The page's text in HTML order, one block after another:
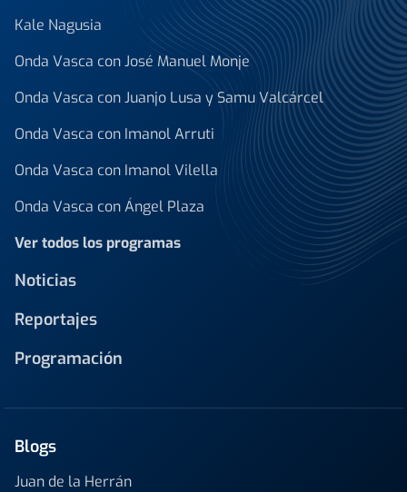
Kale Nagusia
Onda Vasca con José Manuel Monje
Onda Vasca con Juanjo Lusa y Samu Valcárcel
Onda Vasca con Imanol Arruti
Onda Vasca con Imanol Vilella
Onda Vasca con Ángel Plaza
Ver todos los programas
Noticias
Reportajes
Programación
Blogs
Juan de la Herrán